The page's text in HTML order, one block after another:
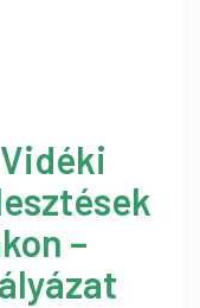
–